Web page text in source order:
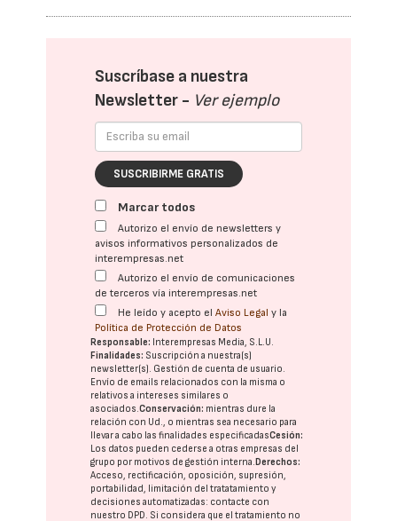
Suscríbase a nuestra
Newsletter - Ver ejemplo
SUSCRIBIRME GRATIS
Marcar todos
Autorizo el envío de newsletters y
avisos informativos personalizados de
interempresas.net
Autorizo el envío de comunicaciones
de terceros vía interempresas.net
He leído y acepto elAviso Legal y la
Política de Protección de Datos
Responsable: Interempresas Media, S.L.U.
Finalidades: Suscripción a nuestra(s)
newsletter(s). Gestión de cuenta de usuario.
Envío de emails relacionados con la misma o
relativos a intereses similares o
asociados.Conservación: mientras dure la
relación con Ud., o mientras sea necesario para
llevar a cabo las finalidades especificadasCesión:
Los datos pueden cederse a otras empresas del
grupo por motivos de gestión interna.Derechos:
Acceso, rectificación, oposición, supresión,
portabilidad, limitación del tratatamiento y
decisiones automatizadas: contacte con
nuestro DPD. Si considera que el tratamiento no